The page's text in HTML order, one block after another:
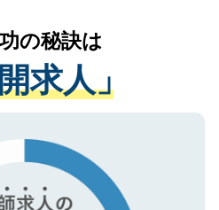
り扱いについての厳密な
た事業者のみに付与され
マークを取得済みです。
してもご安心ください。
の医療機関の状況や紹介
ら、適切なアドバイスを
す。すぐにご転職をされ
的なサポートが可能です
録ください。
の秘訣は
求人」